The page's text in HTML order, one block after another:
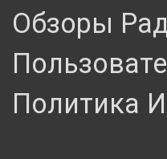
Обзоры
Политика